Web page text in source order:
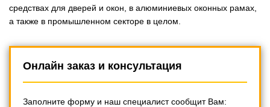
средствах для дверей и окон, в алюминиевых оконных рамах,
а также в промышленном секторе в целом.
Онлайн заказ и консультация
Заполните форму и наш специалист сообщит Вам: